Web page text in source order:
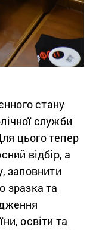
стану
служби
цього тепер
відбір, а
заповнити
зразка та
освіти та